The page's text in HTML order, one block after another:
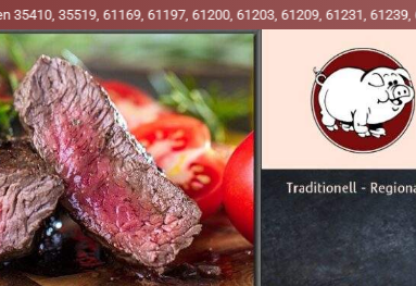
61169, 61197, 61200, 61203, 61209, 61231, 61239, 63667,